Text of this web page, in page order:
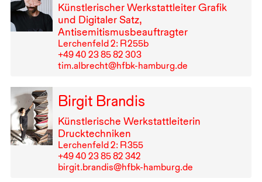
Künstlerischer Werkstattleiter Grafik
und Digitaler Satz,
Antisemitismusbeauftragter
Lerchenfeld 2: R⁠ ⁠255b
+49⁠ ⁠40⁠ ⁠23⁠ ⁠85⁠ ⁠82⁠ ⁠303
tim.albrecht@hfbk-hamburg.de
Birgit Brandis
Künstlerische Werkstattleiterin
Drucktechniken
Lerchenfeld 2: R⁠ ⁠355
+49⁠ ⁠40⁠ ⁠23⁠ ⁠85⁠ ⁠82⁠ ⁠342
birgit.brandis@hfbk-hamburg.de